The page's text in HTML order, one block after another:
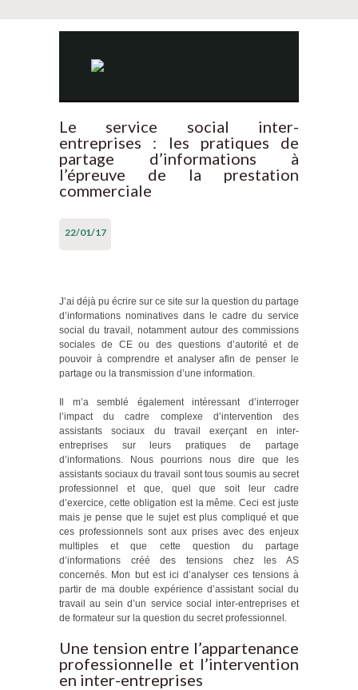
Le service social inter-
entreprises : les pratiques de
partage d’informations à
l’épreuve de la prestation
commerciale
22/01/17
J’ai déjà pu écrire sur ce site sur la question du partage
d’informations nominatives dans le cadre du service
social du travail, notamment autour des commissions
sociales de CE ou des questions d’autorité et de
pouvoir à comprendre et analyser afin de penser le
partage ou la transmission d’une information.
Il m’a semblé également intéressant d’interroger
l’impact du cadre complexe d’intervention des
assistants sociaux du travail exerçant en inter-
entreprises sur leurs pratiques de partage
d’informations. Nous pourrions nous dire que les
assistants sociaux du travail sont tous soumis au secret
professionnel et que, quel que soit leur cadre
d’exercice, cette obligation est la même. Ceci est juste
mais je pense que le sujet est plus compliqué et que
ces professionnels sont aux prises avec des enjeux
multiples et que cette question du partage
d’informations créé des tensions chez les AS
concernés. Mon but est ici d’analyser ces tensions à
partir de ma double expérience d’assistant social du
travail au sein d’un service social inter-entreprises et
de formateur sur la question du secret professionnel.
Une tension entre l’appartenance
professionnelle et l’intervention
en inter-entreprises